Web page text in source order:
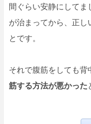
間ぐらい安静にして
が治まってから、正し
とです。
それで腹筋をしても背
筋する方法が悪かった